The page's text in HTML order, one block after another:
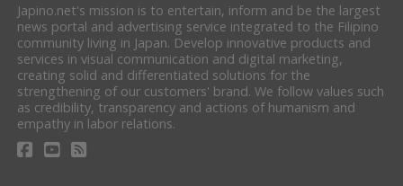
Japino.net's mission is to entertain, inform and be the largest
news portal and advertising service integrated to the Filipino
community living in Japan. Develop innovative products and
services in visual communication and digital marketing,
creating solid and differentiated solutions for the
strengthening of our customers' brand. We follow values such
as credibility, transparency and actions of humanism and
empathy in labor relations.